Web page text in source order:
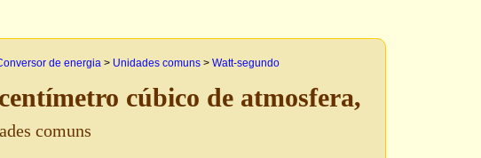
de energia > Unidades comuns > Watt-segundo
cúbico de atmosfera,
comuns